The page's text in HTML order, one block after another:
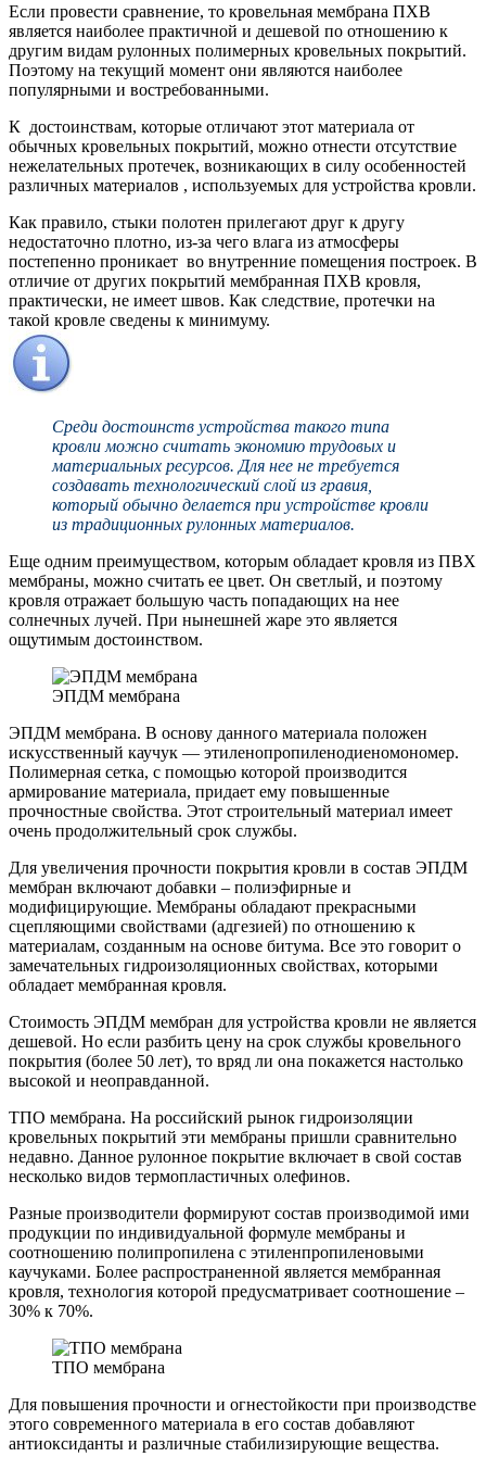
Если провести сравнение, то кровельная мембрана ПХВ
является наиболее практичной и дешевой по отношению к
другим видам рулонных полимерных кровельных покрытий.
Поэтому на текущий момент они являются наиболее
популярными и востребованными.
К достоинствам, которые отличают этот материала от
обычных кровельных покрытий, можно отнести отсутствие
нежелательных протечек, возникающих в силу особенностей
различных материалов , используемых для устройства кровли.
Как правило, стыки полотен прилегают друг к другу
недостаточно плотно, из-за чего влага из атмосферы
постепенно проникает во внутренние помещения построек. В
отличие от других покрытий мембранная ПХВ кровля,
практически, не имеет швов. Как следствие, протечки на
такой кровле сведены к минимуму.
Среди достоинств устройства такого типа
кровли можно считать экономию трудовых и
материальных ресурсов. Для нее не требуется
создавать технологический слой из гравия,
который обычно делается при устройстве кровли
из традиционных рулонных материалов.
Еще одним преимуществом, которым обладает кровля из ПВХ
мембраны, можно считать ее цвет. Он светлый, и поэтому
кровля отражает большую часть попадающих на нее
солнечных лучей. При нынешней жаре это является
ощутимым достоинством.
ЭПДМ мембрана
ЭПДМ мембрана. В основу данного материала положен
искусственный каучук — этиленопропиленодиеномономер.
Полимерная сетка, с помощью которой производится
армирование материала, придает ему повышенные
прочностные свойства. Этот строительный материал имеет
очень продолжительный срок службы.
Для увеличения прочности покрытия кровли в состав ЭПДМ
мембран включают добавки – полиэфирные и
модифицирующие. Мембраны обладают прекрасными
сцепляющими свойствами (адгезией) по отношению к
материалам, созданным на основе битума. Все это говорит о
замечательных гидроизоляционных свойствах, которыми
обладает мембранная кровля.
Стоимость ЭПДМ мембран для устройства кровли не является
дешевой. Но если разбить цену на срок службы кровельного
покрытия (более 50 лет), то вряд ли она покажется настолько
высокой и неоправданной.
ТПО мембрана. На российский рынок гидроизоляции
кровельных покрытий эти мембраны пришли сравнительно
недавно. Данное рулонное покрытие включает в свой состав
несколько видов термопластичных олефинов.
Разные производители формируют состав производимой ими
продукции по индивидуальной формуле мембраны и
соотношению полипропилена с этиленпропиленовыми
каучуками. Более распространенной является мембранная
кровля, технология которой предусматривает соотношение –
30% к 70%.
ТПО мембрана
Для повышения прочности и огнестойкости при производстве
этого современного материала в его состав добавляют
антиоксиданты и различные стабилизирующие вещества.